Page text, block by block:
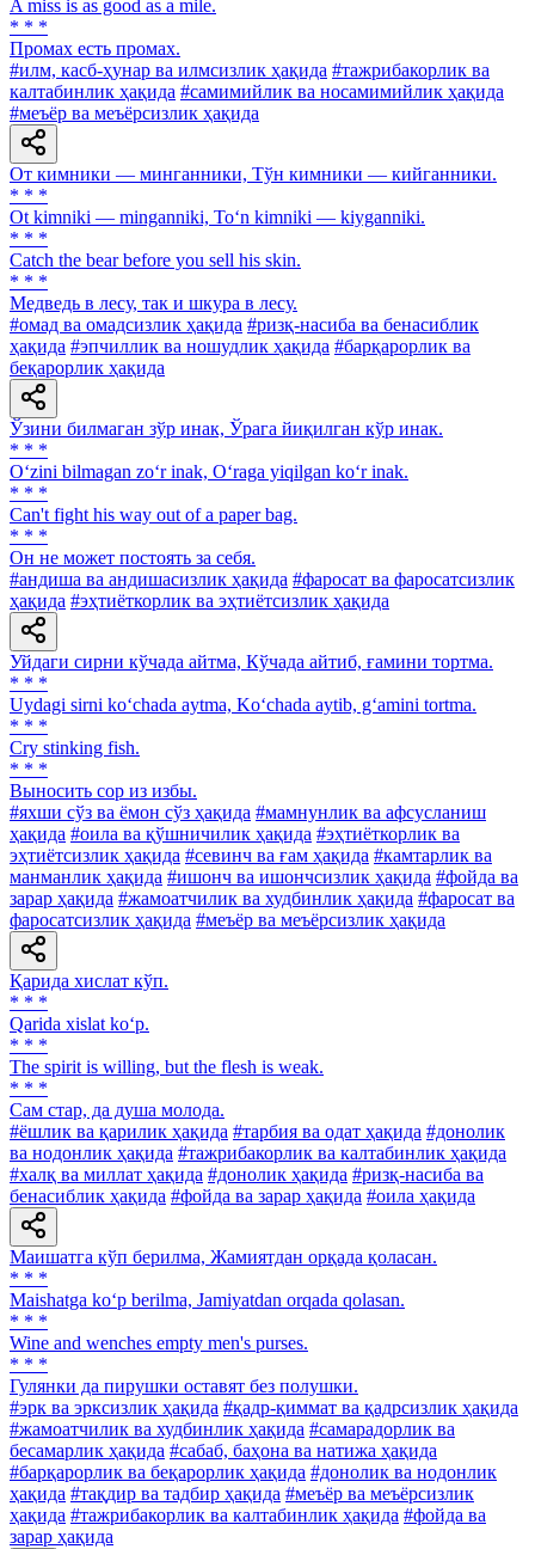
A miss is as good as a mile.
* * *
Промах есть промах.
#илм, касб-ҳунар ва илмсизлик ҳақида #тажрибакорлик ва
калтабинлик ҳақида #самимийлик ва носамимийлик ҳақида
#меъёр ва меъёрсизлик ҳақида
От кимники — минганники, Тўн кимники — кийганники.
* * *
Ot kimniki — minganniki, To‘n kimniki — kiyganniki.
* * *
Catch the bear before you sell his skin.
* * *
Медведь в лесу, так и шкура в лесу.
#омад ва омадсизлик ҳақида #ризқ-насиба ва бенасиблик
ҳақида #эпчиллик ва ношудлик ҳақида #барқарорлик ва
беқарорлик ҳақида
Ўзини билмаган зўр инак, Ўрага йиқилган кўр инак.
* * *
O‘zini bilmagan zo‘r inak, O‘raga yiqilgan ko‘r inak.
* * *
Can't fight his way out of a paper bag.
* * *
Он не может постоять за себя.
#андиша ва андишасизлик ҳақида #фаросат ва фаросатсизлик
ҳақида #эҳтиёткорлик ва эҳтиётсизлик ҳақида
Уйдаги сирни кўчада айтма, Кўчада айтиб, ғамини тортма.
* * *
Uydagi sirni ko‘chada aytma, Ko‘chada aytib, g‘amini tortma.
* * *
Cry stinking fish.
* * *
Выносить cop из избы.
#яхши сўз ва ёмон сўз ҳақида #мамнунлик ва афсусланиш
ҳақида #оила ва қўшничилик ҳақида #эҳтиёткорлик ва
эҳтиётсизлик ҳақида #севинч ва ғам ҳақида #камтарлик ва
манманлик ҳақида #ишонч ва ишончсизлик ҳақида #фойда ва
зарар ҳақида #жамоатчилик ва худбинлик ҳақида #фаросат ва
фаросатсизлик ҳақида #меъёр ва меъёрсизлик ҳақида
Қарида хислат кўп.
* * *
Qarida xislat ko‘p.
* * *
The spirit is willing, but the flesh is weak.
* * *
Сам стар, да душа молода.
#ёшлик ва қарилик ҳақида #тарбия ва одат ҳақида #донолик
ва нодонлик ҳақида #тажрибакорлик ва калтабинлик ҳақида
#халқ ва миллат ҳақида #донолик ҳақида #ризқ-насиба ва
бенасиблик ҳақида #фойда ва зарар ҳақида #оила ҳақида
Маишатга кўп берилма, Жамиятдан орқада қоласан.
* * *
Maishatga ko‘p berilma, Jamiyatdan orqada qolasan.
* * *
Wine and wenches empty men's purses.
* * *
Гулянки да пирушки оставят без полушки.
#эрк ва эрксизлик ҳақида #қадр-қиммат ва қадрсизлик ҳақида
#жамоатчилик ва худбинлик ҳақида #самарадорлик ва
бесамарлик ҳақида #сабаб, баҳона ва натижа ҳақида
#барқарорлик ва беқарорлик ҳақида #донолик ва нодонлик
ҳақида #тақдир ва тадбир ҳақида #меъёр ва меъёрсизлик
ҳақида #тажрибакорлик ва калтабинлик ҳақида #фойда ва
зарар ҳақида